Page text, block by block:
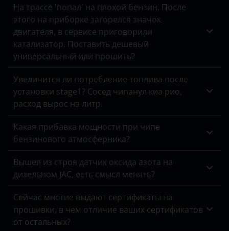
Tank
Toyota
Volkswagen
Vortex
Zotye
ZX
УАЗ
Changan
Chery
Chevrolet
Citroen
Daewoo
Daihatsu
Dodge
DongFeng
EXEED
Fortuner
Hiace
Highlander
Hilux
Land Cruiser
Land Cruiser Prado
Prius
RAV4
Venza
Yaris
На трассе 'попал' на плохой бензин. После
этого на приборке загорелся значок
двигателя, в сервисе приговорили
катализатор. Поставить дешевый
универсальный или прошить?
Увеличится ли потребление топлива после
установки stage1? Сосед чипанул киа рио,
расход вырос на литр.
Какая прибавка мощности при чипе
бензинового атмосферника?
Вышел из строя датчик оксида азота на
дизельном JAC, есть смысл менять?
Сейчас многие выдают сертификаты на
прошивки, в чем отличие ваших сертификатов
от остальных?